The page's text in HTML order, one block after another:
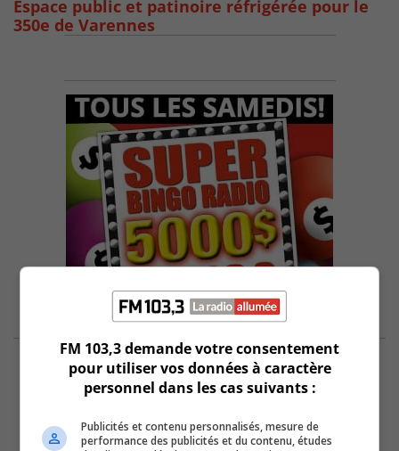
Espace public et patinoire réfrigérée pour le
350e de Varennes
FM 103,3 demande votre consentement
pour utiliser vos données à caractère
personnel dans les cas suivants :
Publicités et contenu personnalisés, mesure de
performance des publicités et du contenu, études